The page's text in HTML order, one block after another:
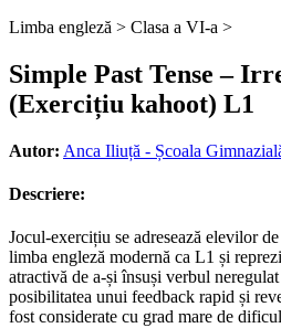
Limba engleză > Clasa a VI-a >
Simple Past Tense –
(Exercițiu kahoot) L1
Autor: Anca Iliuță - Școala
Descriere:
Jocul-exercițiu se adresează elevilor
limba engleză modernă ca L1 și
atractivă de a-și însuși verbul
posibilitatea unui feedback rapid și
fost considerate cu grad mare de